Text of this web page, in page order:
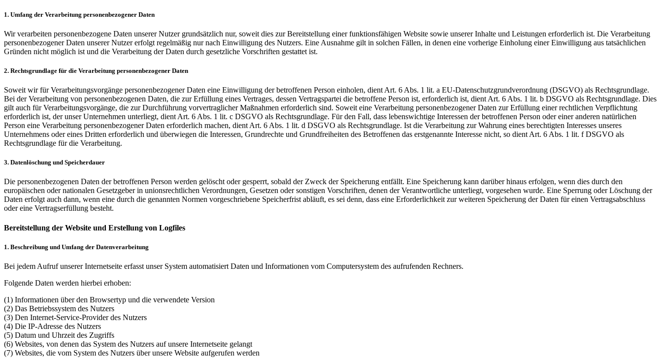
1. Umfang der Verarbeitung personenbezogener Daten
Wir verarbeiten personenbezogene Daten unserer Nutzer grundsätzlich nur, soweit dies zur Bereitstellung einer funktionsfähigen Website sowie unserer Inhalte und Leistungen erforderlich ist. Die Verarbeitung
personenbezogener Daten unserer Nutzer erfolgt regelmäßig nur nach Einwilligung des Nutzers. Eine Ausnahme gilt in solchen Fällen, in denen eine vorherige Einholung einer Einwilligung aus tatsächlichen
Gründen nicht möglich ist und die Verarbeitung der Daten durch gesetzliche Vorschriften gestattet ist.
2. Rechtsgrundlage für die Verarbeitung personenbezogener Daten
Soweit wir für Verarbeitungsvorgänge personenbezogener Daten eine Einwilligung der betroffenen Person einholen, dient Art. 6 Abs. 1 lit. a EU-Datenschutzgrundverordnung (DSGVO) als Rechtsgrundlage.
Bei der Verarbeitung von personenbezogenen Daten, die zur Erfüllung eines Vertrages, dessen Vertragspartei die betroffene Person ist, erforderlich ist, dient Art. 6 Abs. 1 lit. b DSGVO als Rechtsgrundlage. Dies
gilt auch für Verarbeitungsvorgänge, die zur Durchführung vorvertraglicher Maßnahmen erforderlich sind. Soweit eine Verarbeitung personenbezogener Daten zur Erfüllung einer rechtlichen Verpflichtung
erforderlich ist, der unser Unternehmen unterliegt, dient Art. 6 Abs. 1 lit. c DSGVO als Rechtsgrundlage. Für den Fall, dass lebenswichtige Interessen der betroffenen Person oder einer anderen natürlichen
Person eine Verarbeitung personenbezogener Daten erforderlich machen, dient Art. 6 Abs. 1 lit. d DSGVO als Rechtsgrundlage. Ist die Verarbeitung zur Wahrung eines berechtigten Interesses unseres
Unternehmens oder eines Dritten erforderlich und überwiegen die Interessen, Grundrechte und Grundfreiheiten des Betroffenen das erstgenannte Interesse nicht, so dient Art. 6 Abs. 1 lit. f DSGVO als
Rechtsgrundlage für die Verarbeitung.
3. Datenlöschung und Speicherdauer
Die personenbezogenen Daten der betroffenen Person werden gelöscht oder gesperrt, sobald der Zweck der Speicherung entfällt. Eine Speicherung kann darüber hinaus erfolgen, wenn dies durch den
europäischen oder nationalen Gesetzgeber in unionsrechtlichen Verordnungen, Gesetzen oder sonstigen Vorschriften, denen der Verantwortliche unterliegt, vorgesehen wurde. Eine Sperrung oder Löschung der
Daten erfolgt auch dann, wenn eine durch die genannten Normen vorgeschriebene Speicherfrist abläuft, es sei denn, dass eine Erforderlichkeit zur weiteren Speicherung der Daten für einen Vertragsabschluss
oder eine Vertragserfüllung besteht.
Bereitstellung der Website und Erstellung von Logfiles
1. Beschreibung und Umfang der Datenverarbeitung
Bei jedem Aufruf unserer Internetseite erfasst unser System automatisiert Daten und Informationen vom Computersystem des aufrufenden Rechners.
Folgende Daten werden hierbei erhoben:
(1) Informationen über den Browsertyp und die verwendete Version
(2) Das Betriebssystem des Nutzers
(3) Den Internet-Service-Provider des Nutzers
(4) Die IP-Adresse des Nutzers
(5) Datum und Uhrzeit des Zugriffs
(6) Websites, von denen das System des Nutzers auf unsere Internetseite gelangt
(7) Websites, die vom System des Nutzers über unsere Website aufgerufen werden